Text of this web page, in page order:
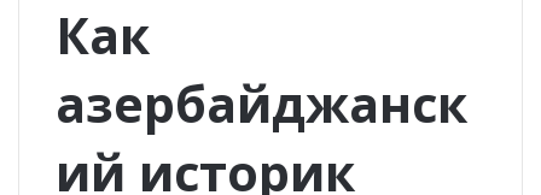
Как
азербайджанск
ий историк